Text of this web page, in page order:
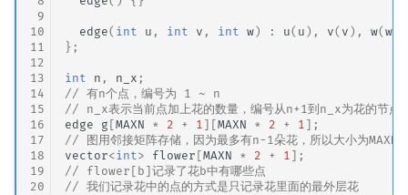
9
10
11
12
13
14
15
16
17
18
19
20
edge( int u , int v , int w ) : u( u ), v( v ), w(w
};
int n , n_x ;
// 有n个点，编号为 1 ~ n
// n_x表示当前点加上花的数量，编号从n+1到n_x为花的节点
edge
g [MAXN * 2 + 1 ][MAXN * 2 + 1 ];
// 图用邻接矩阵存储，因为最多有n-1朵花，所以大小为MAXN*
vector<int> flower [MAXN * 2 + 1 ];
// flower[b]记录了花b中有哪些点
// 我们记录花中的点的方式是只记录花里面的最外层花